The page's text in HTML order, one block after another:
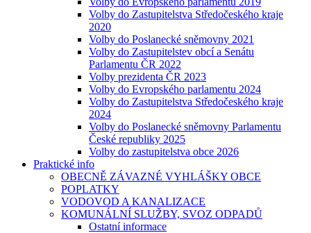
Volby do Zastupitelstva Středočeského kraje
2020
Volby do Poslanecké sněmovny 2021
Volby do Zastupitelstev obcí a Senátu
Parlamentu ČR 2022
Volby prezidenta ČR 2023
Volby do Evropského parlamentu 2024
Volby do Zastupitelstva Středočeského kraje
2024
Volby do Poslanecké sněmovny Parlamentu
České republiky 2025
Volby do zastupitelstva obce 2026
Praktické info
OBECNĚ ZÁVAZNÉ VYHLÁŠKY OBCE
POPLATKY
VODOVOD A KANALIZACE
KOMUNÁLNÍ SLUŽBY, SVOZ ODPADŮ
Ostatní informace